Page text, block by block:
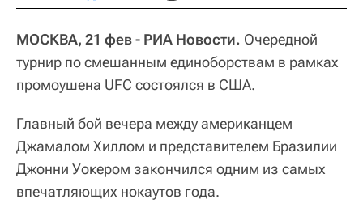
МОСКВА, 21 фев - РИА Новости. Очередной
турнир по смешанным единоборствам в рамках
промоушена UFC состоялся в США.
Главный бой вечера между американцем
Джамалом Хиллом и представителем Бразилии
Джонни Уокером закончился одним из самых
впечатляющих нокаутов года.